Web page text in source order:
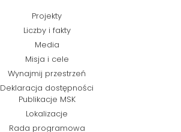
Projekty
Liczby i fakty
Media
Misja i cele
Wynajmij przestrzeń
Deklaracja dostępności
Publikacje MSK
Lokalizacje
Rada programowa